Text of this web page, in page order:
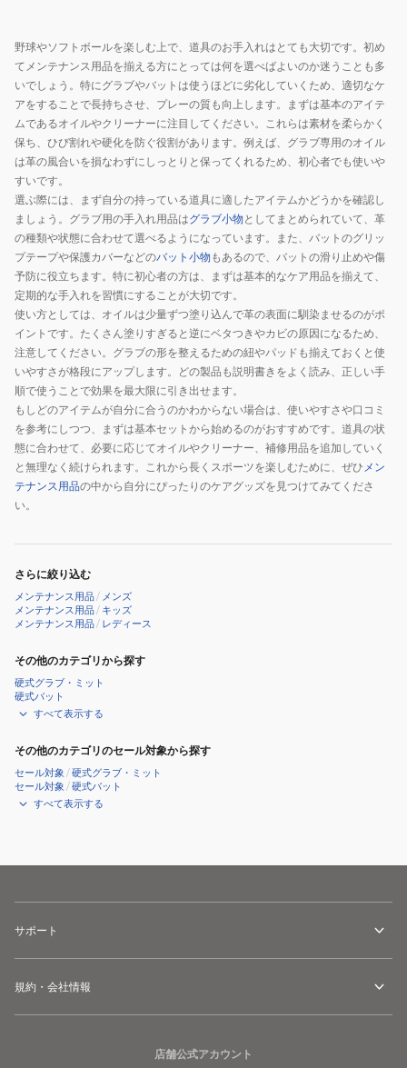
野球やソフトボールを楽しむ上で、道具のお手入れはとても大切です。初め
てメンテナンス用品を揃える方にとっては何を選べばよいのか迷うことも多
いでしょう。特にグラブやバットは使うほどに劣化していくため、適切なケ
アをすることで長持ちさせ、プレーの質も向上します。まずは基本のアイテ
ムであるオイルやクリーナーに注目してください。これらは素材を柔らかく
保ち、ひび割れや硬化を防ぐ役割があります。例えば、グラブ専用のオイル
は革の風合いを損なわずにしっとりと保ってくれるため、初心者でも使いや
すいです。
選ぶ際には、まず自分の持っている道具に適したアイテムかどうかを確認し
ましょう。グラブ用の手入れ用品はグラブ小物 としてまとめられていて、革
の種類や状態に合わせて選べるようになっています。また、バットのグリッ
プテープや保護カバーなどのバット小物 もあるので、バットの滑り止めや傷
予防に役立ちます。特に初心者の方は、まずは基本的なケア用品を揃えて、
定期的な手入れを習慣にすることが大切です。
使い方としては、オイルは少量ずつ塗り込んで革の表面に馴染ませるのがポ
イントです。たくさん塗りすぎると逆にベタつきやカビの原因になるため、
注意してください。グラブの形を整えるための紐やパッドも揃えておくと使
いやすさが格段にアップします。どの製品も説明書きをよく読み、正しい手
順で使うことで効果を最大限に引き出せます。
もしどのアイテムが自分に合うのかわからない場合は、使いやすさや口コミ
を参考にしつつ、まずは基本セットから始めるのがおすすめです。道具の状
態に合わせて、必要に応じてオイルやクリーナー、補修用品を追加していく
と無理なく続けられます。これから長くスポーツを楽しむために、ぜひ メン
テナンス用品の中から自分にぴったりのケアグッズを見つけてみてくださ
い。
さらに絞り込む
メンテナンス用品/ メンズ
メンテナンス用品/ キッズ
メンテナンス用品/ レディース
その他のカテゴリから探す
硬式グラブ・ミット
硬式バット
すべて表示する
その他のカテゴリのセール対象から探す
セール対象 /硬式グラブ・ミット
セール対象 /硬式バット
すべて表示する
サポート
規約・会社情報
店舗公式アカウント